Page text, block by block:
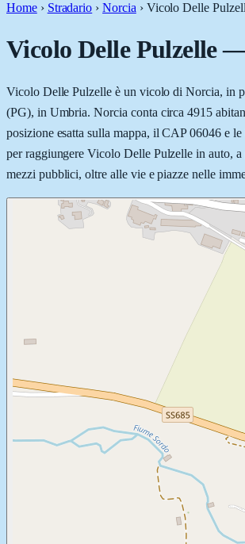
Home › Stradario › Norcia › Vicolo Delle
Vicolo Delle Pulzelle
Vicolo Delle Pulzelle è un vicolo di Norcia, in
(PG), in Umbria. Norcia conta circa 4915
posizione esatta sulla mappa, il CAP 06046 e
per raggiungere Vicolo Delle Pulzelle in auto,
mezzi pubblici, oltre alle vie e piazze nelle